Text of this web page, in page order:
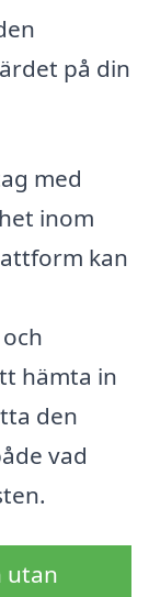
på din
med
inom
kan
hämta in
den
vad
utan